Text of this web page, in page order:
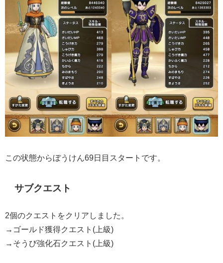
この状態からぼうけん69日目スタートです。
サブクエスト
2個のクエストをクリアしました。
→ゴールド獲得クエスト(上級)
→そうび強化石クエスト(上級)